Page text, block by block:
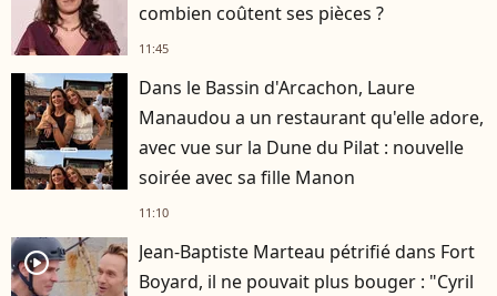
combien coûtent ses pièces ?
11:45
Dans le Bassin d'Arcachon, Laure
Manaudou a un restaurant qu'elle adore,
avec vue sur la Dune du Pilat : nouvelle
soirée avec sa fille Manon
11:10
player2
Jean-Baptiste Marteau pétrifié dans Fort
Boyard, il ne pouvait plus bouger : "Cyril